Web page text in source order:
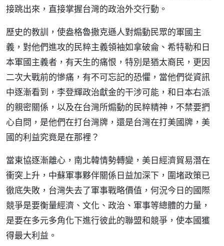
接跳出來，直接掌握台灣的政治外交行動。
歷史的教訓，使盎格魯撒克遜人對煽動民眾的軍國主
義，對他們進攻的民粹主義領袖如拿破侖、希特勒和日
本軍國主義者，有天生的痛恨，特別是猶太裔民，更因
二次大戰前的慘痛，有不可忘記的恐懼，當他們從資訊
中逐漸看到，李登輝政治獻金的干涉可能，和日本右派
的親密關係，以及在台灣所煽動的民粹精神，不禁要捫
心自問，是他們在打台灣牌，還是台灣在打美國牌，美
國的利益究竟是在那裡？
當東協逐漸離心，南北韓情勢轉變，美日經濟貿易潛在
衝突上升，中蘇軍事夥伴關係日益加深下，圍堵政策已
徹底失敗，台灣失去了軍事戰略價值，何況今日的國際
競爭是要衡量經濟、文化、政治、軍事等總體的力量，
是要在多元多角化下進行彼此的聯盟和競爭，使本國獲
得最大利益。